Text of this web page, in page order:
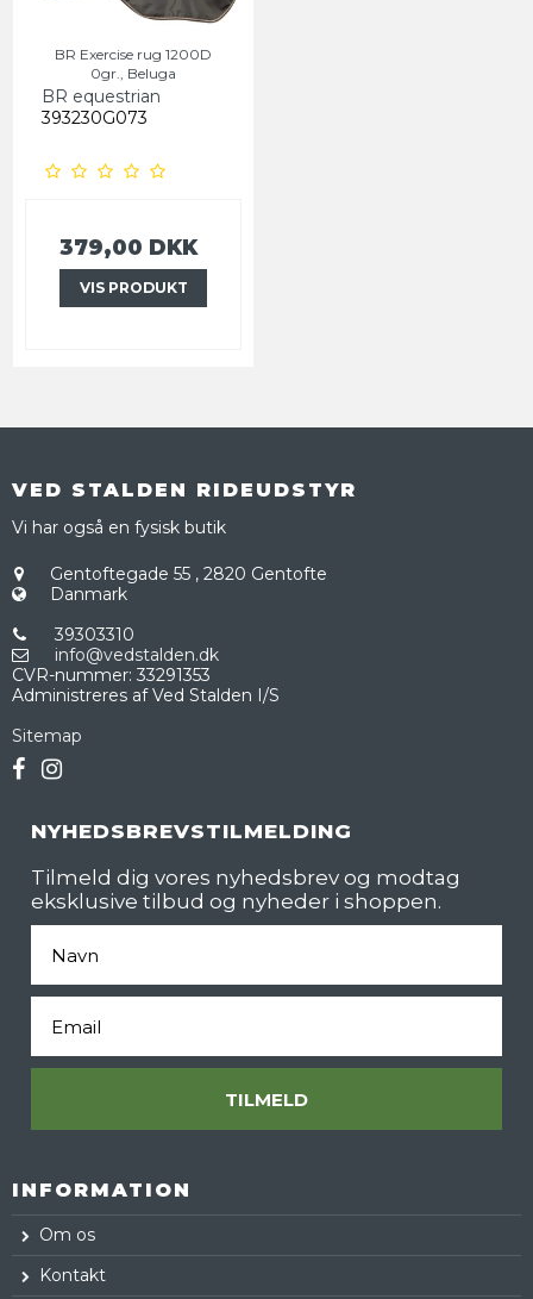
BR Exercise rug 1200D
0gr., Beluga
BR equestrian
393230G073
379,00 DKK
VIS PRODUKT
VED STALDEN RIDEUDSTYR
Vi har også en fysisk butik
Gentoftegade 55 , 2820 Gentofte
Danmark
39303310
info@vedstalden.dk
CVR-nummer: 33291353
Administreres af Ved Stalden I/S
Sitemap
NYHEDSBREVSTILMELDING
Tilmeld dig vores nyhedsbrev og modtag
eksklusive tilbud og nyheder i shoppen.
TILMELD
INFORMATION
Om os
Kontakt